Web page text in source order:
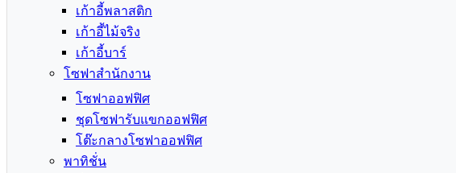
เก้าอี้พลาสติก
เก้าอี้ไม้จริง
เก้าอี้บาร์
โซฟาสำนักงาน
โซฟาออฟฟิศ
ชุดโซฟารับแขกออฟฟิศ
โต๊ะกลางโซฟาออฟฟิศ
พาทิชั่น